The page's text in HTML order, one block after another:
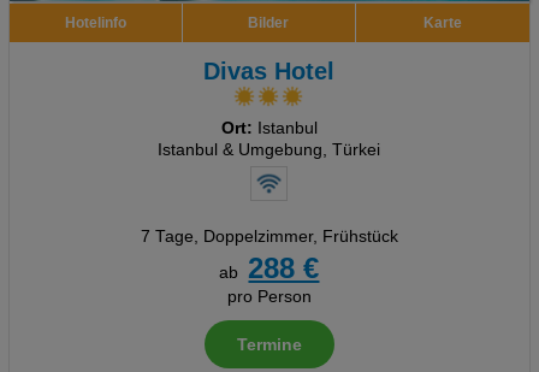
Hotelinfo Bilder Karte
Divas Hotel
Ort: Istanbul
Istanbul & Umgebung, Türkei
7 Tage, Doppelzimmer, Frühstück
ab
288 €
pro Person
Termine